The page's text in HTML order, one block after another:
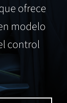
ofrece
modelo
control